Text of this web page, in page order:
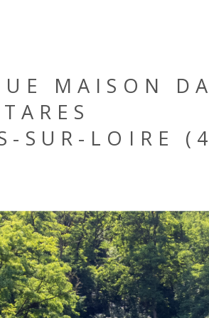
MAISON
SUR-LOIRE